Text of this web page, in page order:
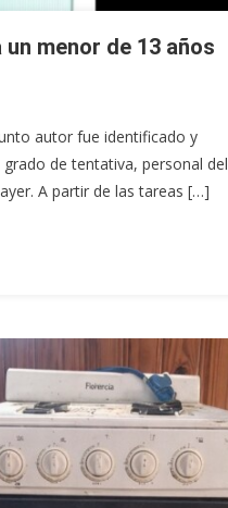
menor de 13 años
autor fue identificado y
de tentativa, personal del
A partir de las tareas […]